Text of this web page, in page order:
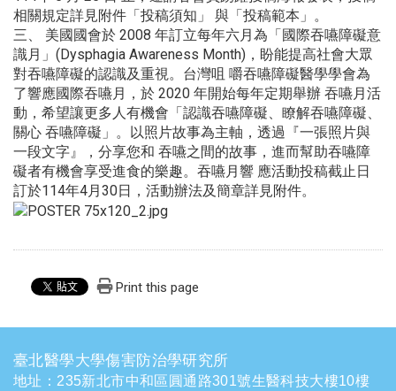
相關規定詳見附件「投稿須知」 與「投稿範本」。
三、 美國國會於 2008 年訂立每年六月為「國際吞嚥障礙意
識月」(Dysphagia Awareness Month)，盼能提高社會大眾
對吞嚥障礙的認識及重視。台灣咀 嚼吞嚥障礙醫學學會為
了響應國際吞嚥月，於 2020 年開始每年定期舉辦 吞嚥月活
動，希望讓更多人有機會「認識吞嚥障礙、瞭解吞嚥障礙、
關心 吞嚥障礙」。以照片故事為主軸，透過『一張照片與
一段文字』， 分享您和 吞嚥之間的故事，進而幫助吞嚥障
礙者有機會享受進食的樂趣。 吞嚥月響 應活動投稿截止日
訂於114年4月30日， 活動辦法及簡章詳見附件。
Print this page
臺北醫學大學傷害防治學研究所
地址：235新北市中和區圓通路301號生醫科技大樓10樓